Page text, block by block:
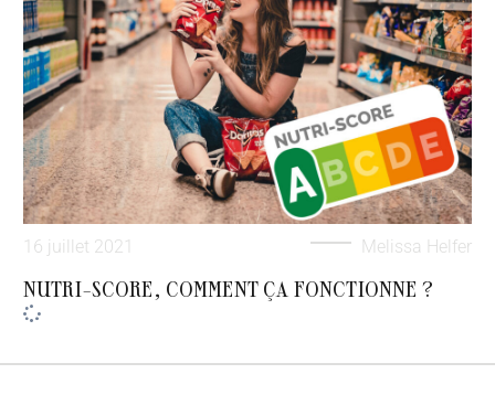
16 juillet 2021 Melissa Helfer
NUTRI-SCORE, COMMENT ÇA FONCTIONNE ?